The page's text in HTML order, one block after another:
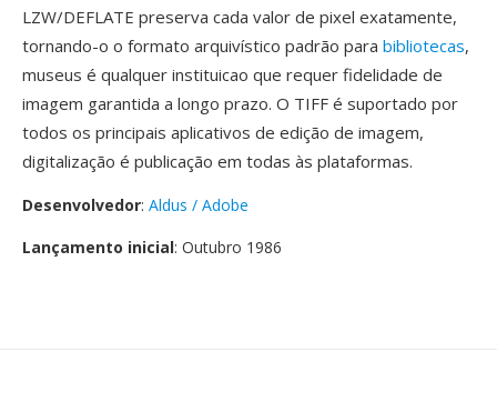
LZW/DEFLATE preserva cada valor de pixel exatamente,
tornando-o o formato arquivístico padrão para bibliotecas,
museus é qualquer instituicao que requer fidelidade de
imagem garantida a longo prazo. O TIFF é suportado por
todos os principais aplicativos de edição de imagem,
digitalização é publicação em todas às plataformas.
Desenvolvedor: Aldus / Adobe
Lançamento inicial: Outubro 1986